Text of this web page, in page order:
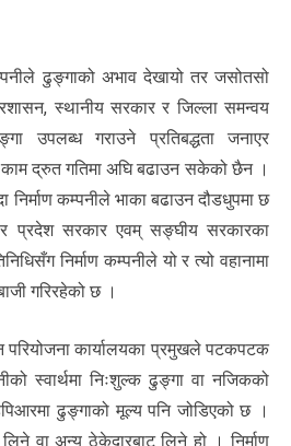
ढुङ्गाको अभाव देखायो तर जसोतसो
स्थानीय सरकार र जिल्ला समन्वय
उपलब्ध गराउने प्रतिबद्धता जनाएर
द्रुत गतिमा अघि बढाउन सकेको छैन ।
कम्पनीले भाका बढाउन दौडधुपमा छ
प्रदेश सरकार एवम् सङ्घीय सरकारका
निर्माण कम्पनीले यो र त्यो वहानामा
गरिरहेको छ ।
परियोजना कार्यालयका प्रमुखले पटकपटक
स्वार्थमा निःशुल्क ढुङ्गा वा नजिकको
ढुङ्गाको मूल्य पनि जोडिएको छ ।
वा अन्य ठेकेदारबाट लिने हो । निर्माण